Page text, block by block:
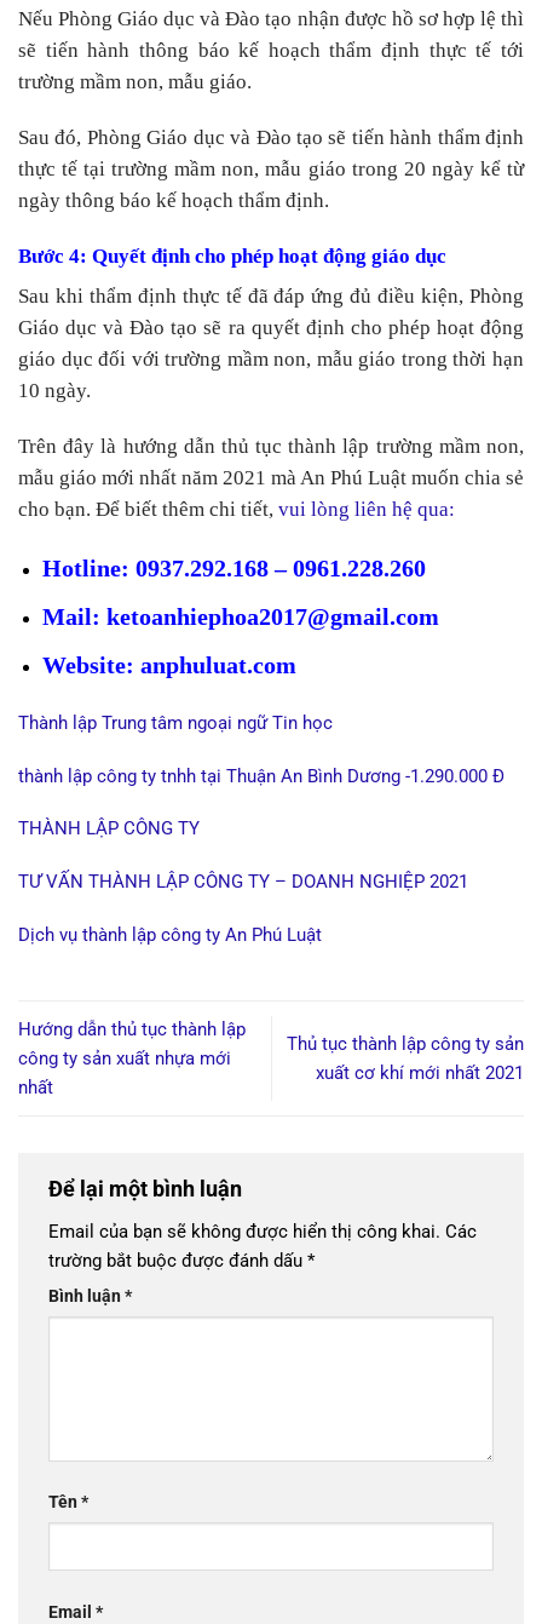
Nếu Phòng Giáo dục và Đào tạo nhận được hồ sơ hợp lệ thì
sẽ tiến hành thông báo kế hoạch thẩm định thực tế tới
trường mầm non, mẫu giáo.
Sau đó, Phòng Giáo dục và Đào tạo sẽ tiến hành thẩm định
thực tế tại trường mầm non, mẫu giáo trong 20 ngày kể từ
ngày thông báo kế hoạch thẩm định.
Bước 4: Quyết định cho phép hoạt động giáo dục
Sau khi thẩm định thực tế đã đáp ứng đủ điều kiện, Phòng
Giáo dục và Đào tạo sẽ ra quyết định cho phép hoạt động
giáo dục đối với trường mầm non, mẫu giáo trong thời hạn
10 ngày.
Trên đây là hướng dẫn thủ tục thành lập trường mầm non,
mẫu giáo mới nhất năm 2021 mà An Phú Luật muốn chia sẻ
cho bạn. Để biết thêm chi tiết, vui lòng liên hệ qua:
Hotline: 0937.292.168 – 0961.228.260
Mail: ketoanhiephoa2017@gmail.com
Website: anphuluat.com
Thành lập Trung tâm ngoại ngữ Tin học
thành lập công ty tnhh tại Thuận An Bình Dương -1.290.000 Đ
THÀNH LẬP CÔNG TY
TƯ VẤN THÀNH LẬP CÔNG TY – DOANH NGHIỆP 2021
Dịch vụ thành lập công ty An Phú Luật
Hướng dẫn thủ tục thành lập
công ty sản xuất nhựa mới
nhất
Thủ tục thành lập công ty sản
xuất cơ khí mới nhất 2021
Để lại một bình luận
Email của bạn sẽ không được hiển thị công khai. Các
trường bắt buộc được đánh dấu *
Bình luận*
Tên*
Email *